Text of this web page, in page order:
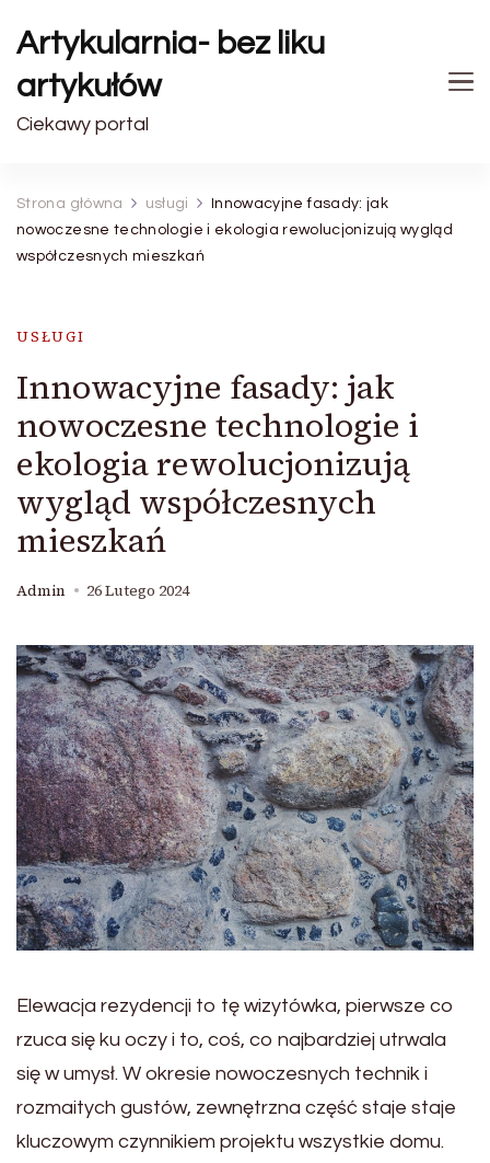
Artykularnia- bez liku
artykułów
Ciekawy portal
Strona główna usługi
Innowacyjne fasady: jak
nowoczesne technologie i ekologia rewolucjonizują wygląd
współczesnych mieszkań
USŁUGI
Innowacyjne fasady: jak
nowoczesne technologie i
ekologia rewolucjonizują
wygląd współczesnych
mieszkań
Admin 26 Lutego 2024
Elewacja rezydencji to tę wizytówka, pierwsze co
rzuca się ku oczy i to, coś, co najbardziej utrwala
się w umysł. W okresie nowoczesnych technik i
rozmaitych gustów, zewnętrzna część staje staje
kluczowym czynnikiem projektu wszystkie domu.